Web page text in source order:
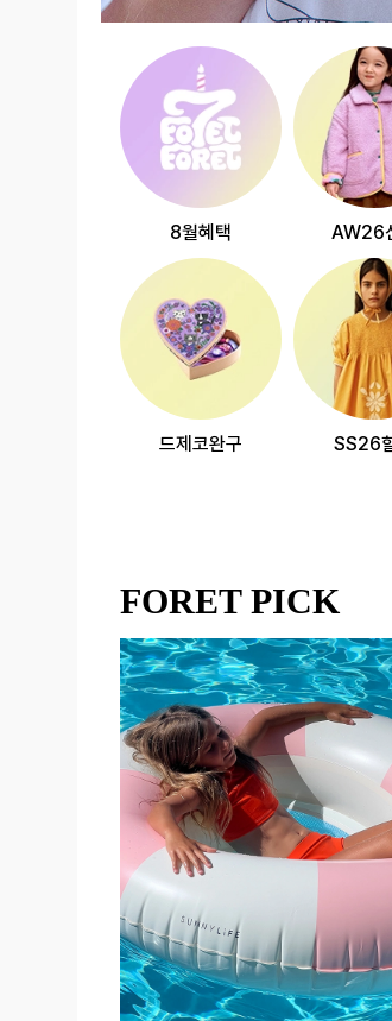
8월혜택
드제코완구
AW26
SS26
FORET PICK